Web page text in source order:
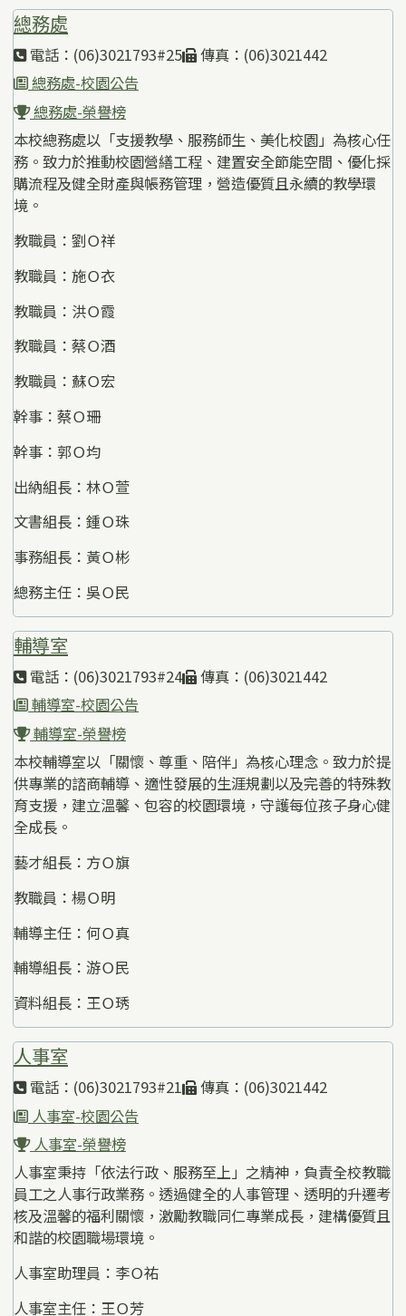
總務處
電話：(06)3021793#25
傳真：(06)3021442
總務處-校園公告
總務處-榮譽榜
本校總務處以「支援教學、服務師生、美化校園」為核心任
務。致力於推動校園營繕工程、建置安全節能空間、優化採
購流程及健全財產與帳務管理，營造優質且永續的教學環
境。
教職員：劉Ｏ祥
教職員：施Ｏ衣
教職員：洪Ｏ霞
教職員：蔡Ｏ酒
教職員：蘇Ｏ宏
幹事：蔡Ｏ珊
幹事：郭Ｏ均
出納組長：林Ｏ萱
文書組長：鍾Ｏ珠
事務組長：黃Ｏ彬
總務主任：吳Ｏ民
輔導室
電話：(06)3021793#24
傳真：(06)3021442
輔導室-校園公告
輔導室-榮譽榜
本校輔導室以「關懷、尊重、陪伴」為核心理念。致力於提
供專業的諮商輔導、適性發展的生涯規劃以及完善的特殊教
育支援，建立溫馨、包容的校園環境，守護每位孩子身心健
全成長。
藝才組長：方Ｏ旗
教職員：楊Ｏ明
輔導主任：何Ｏ真
輔導組長：游Ｏ民
資料組長：王Ｏ琇
人事室
電話：(06)3021793#21
傳真：(06)3021442
人事室-校園公告
人事室-榮譽榜
人事室秉持「依法行政、服務至上」之精神，負責全校教職
員工之人事行政業務。透過健全的人事管理、透明的升遷考
核及溫馨的福利關懷，激勵教職同仁專業成長，建構優質且
和諧的校園職場環境。
人事室助理員：李Ｏ祐
人事室主任：王Ｏ芳